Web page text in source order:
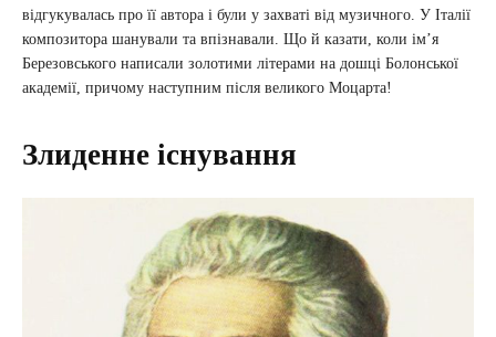
відгукувалась про її автора і були у захваті від музичного. У Італії
композитора шанували та впізнавали. Що й казати, коли ім’я
Березовського написали золотими літерами на дошці Болонської
академії, причому наступним після великого Моцарта!
Злиденне існування